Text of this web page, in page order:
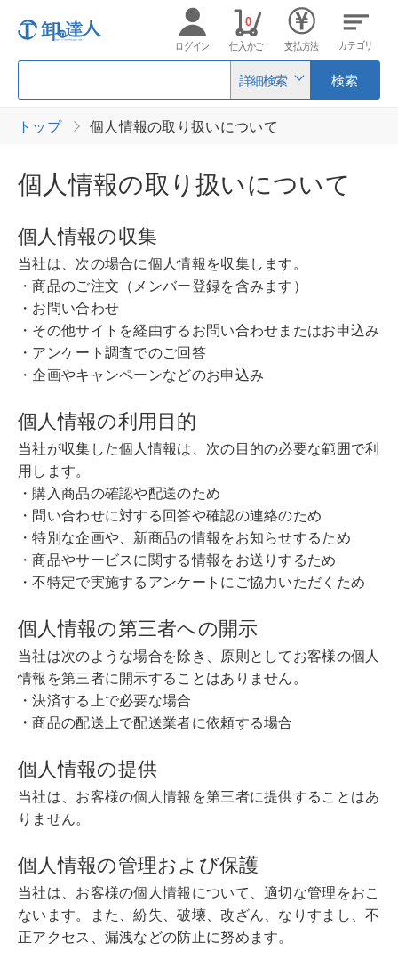
詳細検索 検索
ログイン 仕入かご
0
支払方法 カテゴリ
トップ 個人情報の取り扱いについて
個人情報の取り扱いについて
個人情報の収集
当社は、次の場合に個人情報を収集します。
・商品のご注文（メンバー登録を含みます）
・お問い合わせ
・その他サイトを経由するお問い合わせまたはお申込み
・アンケート調査でのご回答
・企画やキャンペーンなどのお申込み
個人情報の利用目的
当社が収集した個人情報は、次の目的の必要な範囲で利
用します。
・購入商品の確認や配送のため
・問い合わせに対する回答や確認の連絡のため
・特別な企画や、新商品の情報をお知らせするため
・商品やサービスに関する情報をお送りするため
・不特定で実施するアンケートにご協力いただくため
個人情報の第三者への開示
当社は次のような場合を除き、原則としてお客様の個人
情報を第三者に開示することはありません。
・決済する上で必要な場合
・商品の配送上で配送業者に依頼する場合
個人情報の提供
当社は、お客様の個人情報を第三者に提供することはあ
りません。
個人情報の管理および保護
当社は、お客様の個人情報について、適切な管理をおこ
ないます。また、紛失、破壊、改ざん、なりすまし、不
正アクセス、漏洩などの防止に努めます。